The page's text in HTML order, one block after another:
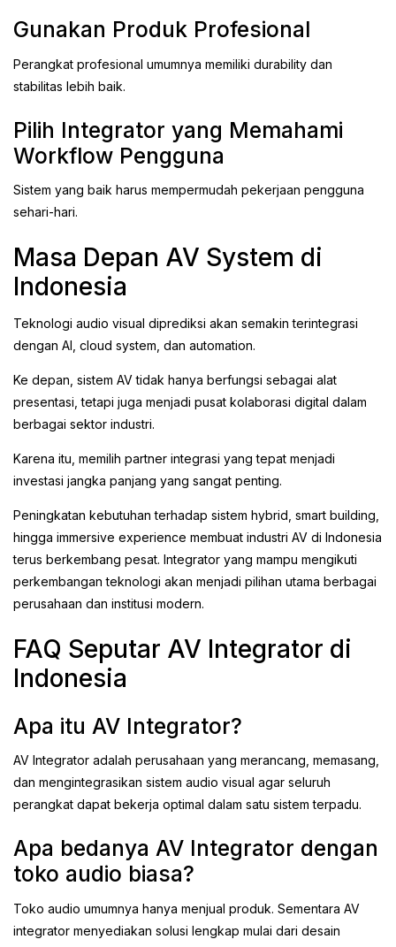
Gunakan Produk Profesional
Perangkat profesional umumnya memiliki durability dan
stabilitas lebih baik.
Pilih Integrator yang Memahami
Workflow Pengguna
Sistem yang baik harus mempermudah pekerjaan pengguna
sehari-hari.
Masa Depan AV System di
Indonesia
Teknologi audio visual diprediksi akan semakin terintegrasi
dengan AI, cloud system, dan automation.
Ke depan, sistem AV tidak hanya berfungsi sebagai alat
presentasi, tetapi juga menjadi pusat kolaborasi digital dalam
berbagai sektor industri.
Karena itu, memilih partner integrasi yang tepat menjadi
investasi jangka panjang yang sangat penting.
Peningkatan kebutuhan terhadap sistem hybrid, smart building,
hingga immersive experience membuat industri AV di Indonesia
terus berkembang pesat. Integrator yang mampu mengikuti
perkembangan teknologi akan menjadi pilihan utama berbagai
perusahaan dan institusi modern.
FAQ Seputar AV Integrator di
Indonesia
Apa itu AV Integrator?
AV Integrator adalah perusahaan yang merancang, memasang,
dan mengintegrasikan sistem audio visual agar seluruh
perangkat dapat bekerja optimal dalam satu sistem terpadu.
Apa bedanya AV Integrator dengan
toko audio biasa?
Toko audio umumnya hanya menjual produk. Sementara AV
integrator menyediakan solusi lengkap mulai dari desain